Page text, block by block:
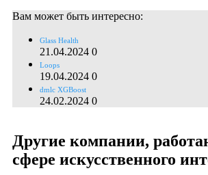
Вам может быть интересно:
Glass Health
21.04.2024 0
Loops
19.04.2024 0
dmlc XGBoost
24.02.2024 0
Другие компании,
сфере искусственного